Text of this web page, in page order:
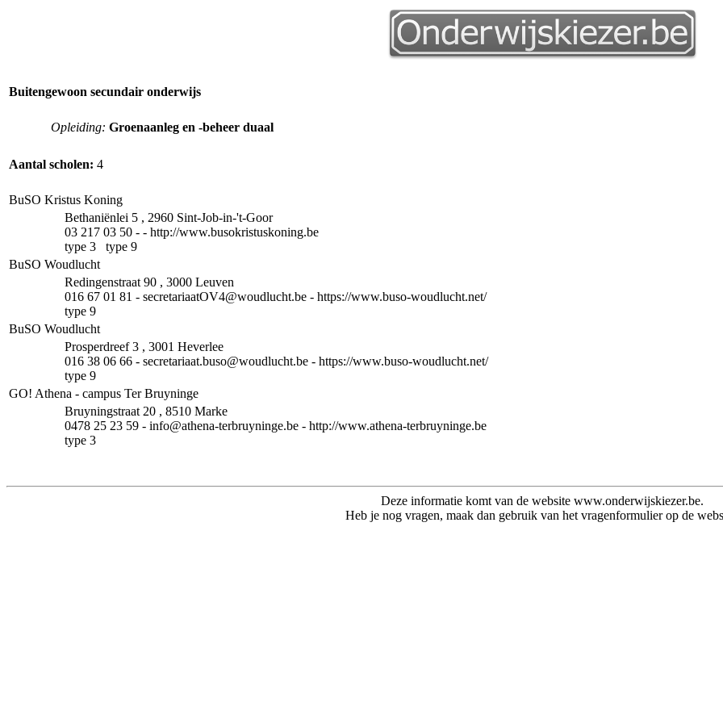
Buitengewoon secundair onderwijs
Opleiding: Groenaanleg en -beheer duaal
Aantal scholen: 4
BuSO Kristus Koning
Bethaniënlei 5 , 2960 Sint-Job-in-'t-Goor
03 217 03 50 - - http://www.busokristuskoning.be
type 3 type 9
BuSO Woudlucht
Redingenstraat 90 , 3000 Leuven
016 67 01 81 - secretariaatOV4@woudlucht.be - https://www.buso-woudlucht.net/
type 9
BuSO Woudlucht
Prosperdreef 3 , 3001 Heverlee
016 38 06 66 - secretariaat.buso@woudlucht.be - https://www.buso-woudlucht.net/
type 9
GO! Athena - campus Ter Bruyninge
Bruyningstraat 20 , 8510 Marke
0478 25 23 59 - info@athena-terbruyninge.be - http://www.athena-terbruyninge.be
type 3
Deze informatie komt van de website www.onderwijskiezer.be.
Heb je nog vragen, maak dan gebruik van het vragenformulier op de